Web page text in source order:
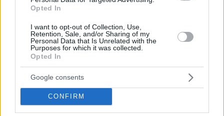
Opted In
I want to opt-out of Collection, Use,
Retention, Sale, and/or Sharing of my
Personal Data that Is Unrelated with the
Purposes for which it was collected.
Opted In
Google consents
CONFIRM
– Ενήλικες καρδιοπαθείς και παιδιά με
αναπνευστικά προβλήματα θα πρέπει να
περιορίσουν κάθε έντονη σωματική άσκηση,
ιδιαίτερα αν αυτή γίνεται σε εξωτερικούς
χώρους.
– Άτομα με άσθμα μπορεί να χρειαστούν πιο
συχνά εισπνοές ανακουφιστικοών φαρμάκων.